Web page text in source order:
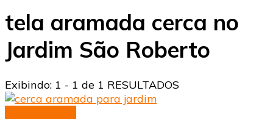
tela aramada cerca no
Jardim São Roberto
Exibindo: 1 - 1 de 1 RESULTADOS